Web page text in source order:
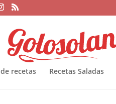
recetas Recetas Saladas